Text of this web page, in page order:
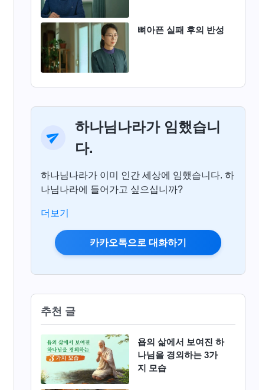
뼈아픈 실패 후의 반성
하나님나라가 임했습니
다.
하나님나라가 이미 인간 세상에 임했습니다. 하
나님나라에 들어가고 싶으십니까?
더보기
카카오톡으로 대화하기
추천 글
욥의 삶에서 보여진 하
나님을 경외하는 3가
지 모습